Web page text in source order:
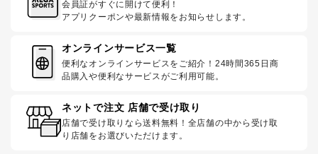
会員証がすぐに開けて便利！
アプリクーポンや最新情報をお知らせします。
オンラインサービス一覧
便利なオンラインサービスをご紹介！24時間365日商
品購入や便利なサービスがご利用可能。
ネットで注文 店舗で受け取り
店舗で受け取りなら送料無料！全店舗の中から受け取
り店舗をお選びいただけます。